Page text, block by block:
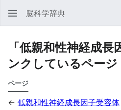
脳科学辞典
「低親和性神経成長
ンクしているページ
ページ
← 低親和性神経成長因子受容体